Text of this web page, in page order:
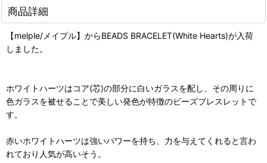
商品詳細
【melple/メイプル】からBEADS BRACELET(White Hearts)が入荷
しました。
ホワイトハーツはコア(芯)の部分に白いガラスを配し、その周りに
色ガラスを被せることで美しい発色が特徴のビーズブレスレットで
す。
赤いホワイトハーツは強いパワーを持ち、力を与えてくれると言わ
れており人気が高いそう。